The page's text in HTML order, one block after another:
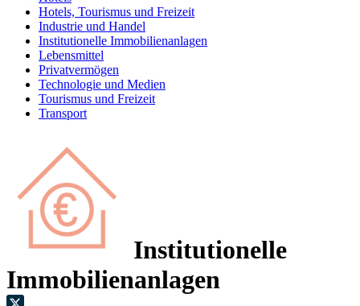
Hotels, Tourismus und Freizeit
Industrie und Handel
Institutionelle Immobilienanlagen
Lebensmittel
Privatvermögen
Technologie und Medien
Tourismus und Freizeit
Transport
Institutionelle
Immobilienanlagen